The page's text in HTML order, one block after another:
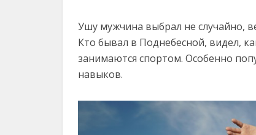
Ушу мужчина выбрал не случайно,
Кто бывал в Поднебесной, видел,
занимаются спортом. Особенно
навыков.